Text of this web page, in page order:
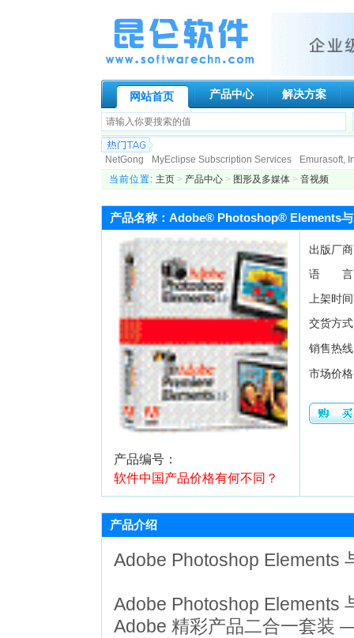
网站首页 产品中心 解决方案
NetGong MyEclipse Subscription Services
Emurasoft,
Paessler AG
Genuitec, LLC. Globalscape N-stalker
Allround automation
KIWI Enterprise
BCL Technologies
DigiPortal Software, Inc.
Altova Datakit
ActiveXperts
ATR Soft Ltd
AeroHydro, Inc. Fortres Grand Corporation
当前位置: 主页> 产品中心> 图形及多媒体> 音视频
产品名称：Adobe® Photoshop® Elements
产品编号：
软件中国产品价格有何不同？
出版厂
语 言
上架时
交货方
销售热
市场价
产品介绍
Adobe Photoshop Elements
Adobe Photoshop Elements
Adobe 精彩产品二合一套装